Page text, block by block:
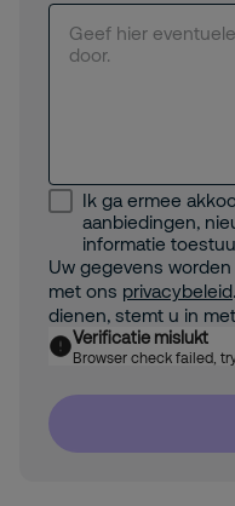
Ik ga ermee
aanbiedingen,
informatie
Uw gegevens
met ons privacybeleid
dienen, stemt u in
Verificatie mislukt
Browser check failed,